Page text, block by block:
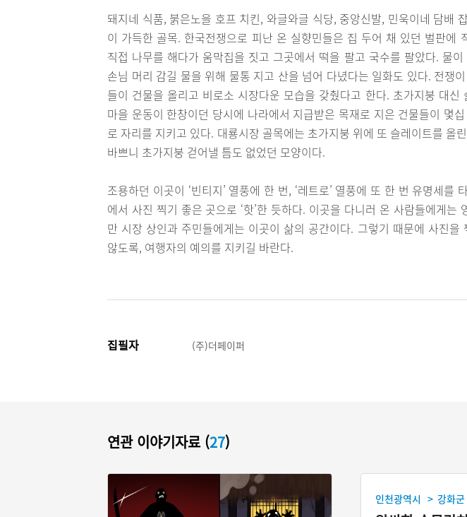
돼지네 식품, 붉은노을 호프 치킨, 와글와글 식당, 중앙신발, 민욱이네 담배
이 가득한 골목. 한국전쟁으로 피난 온 실향민들은 집 두어 채 있던 벌판에
직접 나무를 해다가 움막집을 짓고 그곳에서 떡을 팔고 국수를 팔았다. 물
손님 머리 감길 물을 위해 물통 지고 산을 넘어 다녔다는 일화도 있다. 전쟁
들이 건물을 올리고 비로소 시장다운 모습을 갖췄다고 한다. 초가지붕 대신
마을 운동이 한창이던 당시에 나라에서 지급받은 목재로 지은 건물들이 몇
로 자리를 지키고 있다. 대룡시장 골목에는 초가지붕 위에 또 슬레이트를 올
바쁘니 초가지붕 걷어낼 틈도 없었던 모양이다.
조용하던 이곳이 ‘빈티지’ 열풍에 한 번, ‘레트로’ 열풍에 또 한 번 유명세를
에서 사진 찍기 좋은 곳으로 ‘핫’한 듯하다. 이곳을 다니러 온 사람들에게는
만 시장 상인과 주민들에게는 이곳이 삶의 공간이다. 그렇기 때문에 사진을
않도록, 여행자의 예의를 지키길 바란다.
집필자 (주)더페이퍼
연관 이야기자료 (27)
인천광역시 > 강화군